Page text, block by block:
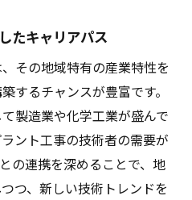
プラント工事派遣の未
でのプラント工事派遣の
アを築くためのポイント
が開く新たな可能性
たキャリアパス
その地域特有の産業特性を
するチャンスが豊富です。
製造業や化学工業が盛んで
ント工事の技術者の需要が
の連携を深めることで、地
つ、新しい技術トレンドを